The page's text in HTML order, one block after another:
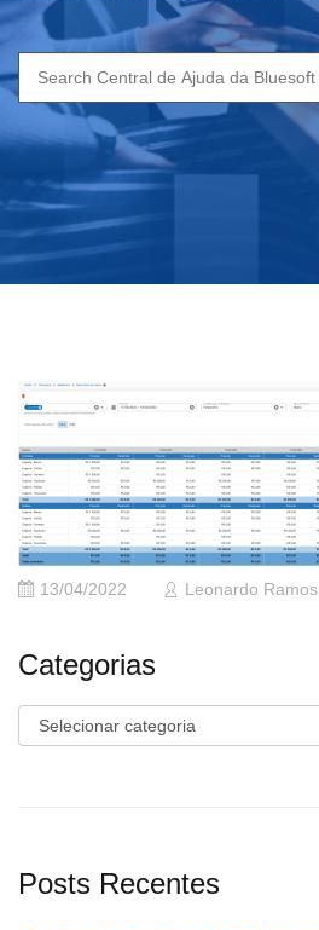
Search
for:
13/04/2022 Leonardo Ramos
Categorias
Categorias
Posts Recentes